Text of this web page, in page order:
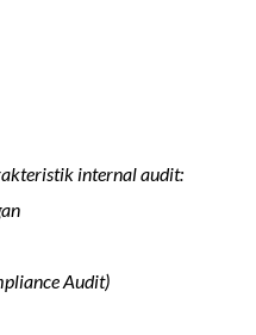
internal audit:
Audit)